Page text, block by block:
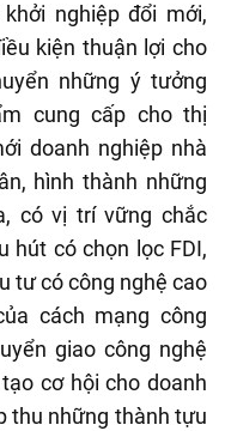
nghiệp đổi mới,
kiện thuận lợi cho
những ý tưởng
cung cấp cho thị
doanh nghiệp nhà
hình thành những
có vị trí vững chắc
hút có chọn lọc FDI,
tư có công nghệ cao
cách mạng công
giao công nghệ
cơ hội cho doanh
thu những thành tựu